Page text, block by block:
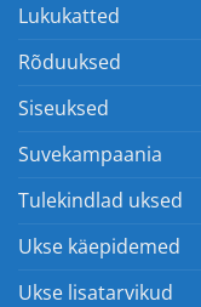
Lukukatted
Rõduuksed
Siseuksed
Suvekampaania
Tulekindlad uksed
Ukse käepidemed
Ukse lisatarvikud